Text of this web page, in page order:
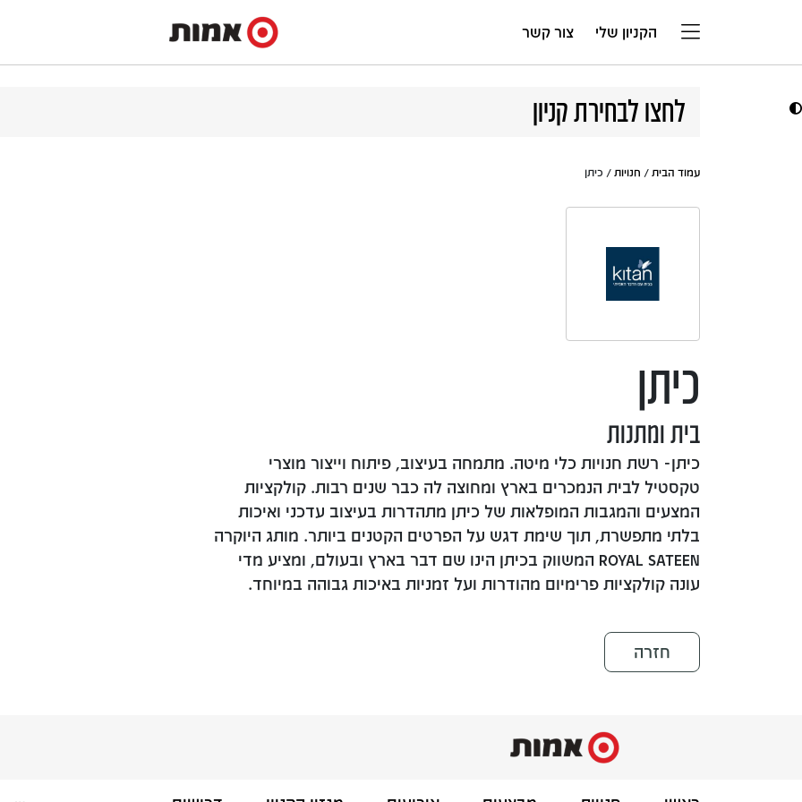
הקניון שלי צור קשר
לחצו לבחירת קניון
עמוד הבית / חנויות / כיתן
כיתן
בית ומתנות
כיתן- רשת חנויות כלי מיטה. מתמחה בעיצוב, פיתוח וייצור מוצרי
טקסטיל לבית הנמכרים בארץ ומחוצה לה כבר שנים רבות. קולקציות
המצעים והמגבות המופלאות של כיתן מתהדרות בעיצוב עדכני ואיכות
בלתי מתפשרת, תוך שימת דגש על הפרטים הקטנים ביותר. מותג היוקרה
ROYAL SATEEN המשווק בכיתן הינו שם דבר בארץ ובעולם, ומציע מדי
עונה קולקציות פרימיום מהודרות ועל זמניות באיכות גבוהה במיוחד.
חזרה